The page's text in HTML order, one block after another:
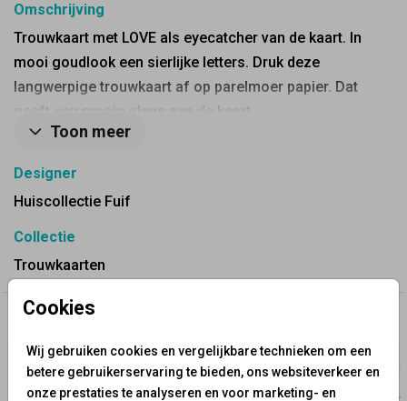
Cookies
Wij gebruiken cookies en vergelijkbare technieken om een
betere gebruikerservaring te bieden, ons websiteverkeer en
onze prestaties te analyseren en voor marketing- en
Omschrijving
Trouwkaart met LOVE als eyecatcher van de kaart. In
mooi goudlook een sierlijke letters. Druk deze
langwerpige trouwkaart af op parelmoer papier. Dat
geeft een mooie glans aan de kaart.
Toon meer
Designer
Huiscollectie Fuif
Collectie
Trouwkaarten